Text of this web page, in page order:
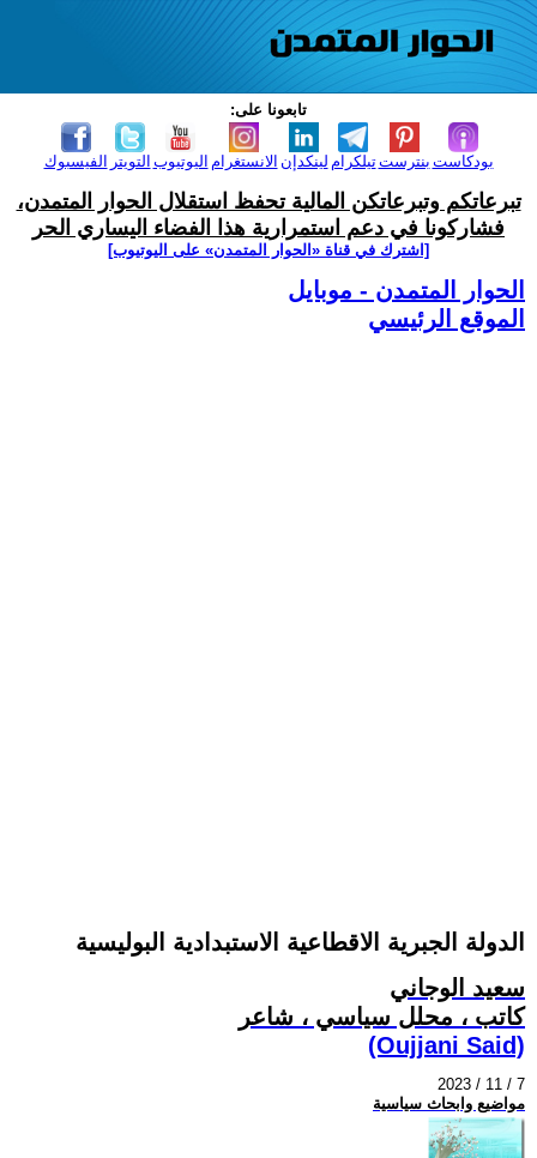
تابعونا على:
الفيسبوك التويتر اليوتيوب الانستغرام لينكدإن تيلكرامبنترست بودكاست
تبرعاتكم وتبرعاتكن المالية تحفظ استقلال الحوار المتمدن،
فشاركونا في دعم استمرارية هذا الفضاء اليساري الحر
[اشترك في قناة ‫«الحوار المتمدن» على اليوتيوب]
الحوار المتمدن - موبايل
الموقع الرئيسي
الدولة الجبرية الاقطاعية الاستبدادية البوليسية
سعيد الوجاني
كاتب ، محلل سياسي ، شاعر
(Oujjani Said)
2023 / 11 / 7
مواضيع وابحاث سياسية